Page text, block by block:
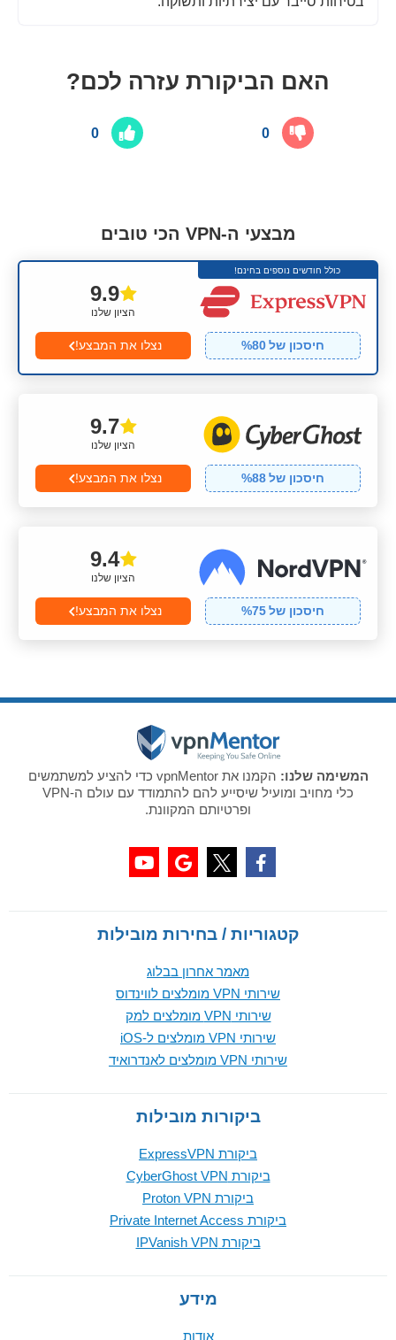
האם הביקורת עזרה לכם?
0 0
מבצעי ה-VPN הכי טובים
כולל חודשים נוספים בחינם!
הציון שלנו
9.9
חיסכון של80
% נצלו את המבצע!
הציון שלנו
9.7
חיסכון של88
% נצלו את המבצע!
הציון שלנו
9.4
חיסכון של75
% נצלו את המבצע!
המשימה שלנו:
הקמנו את vpnMentor כדי להציע למשתמשים
כלי מחויב ומועיל שיסייע להם להתמודד עם עולם ה-VPN
ופרטיותם המקוונת.
קטגוריות / בחירות מובילות
מאמר אחרון בבלוג
שירותי VPN מומלצים לווינדוס
שירותי VPN מומלצים למק
שירותי VPN מומלצים ל-iOS
שירותי VPN מומלצים לאנדרואיד
ביקורות מובילות
ביקורת ExpressVPN
ביקורת CyberGhost VPN
ביקורת Proton VPN
ביקורת Private Internet Access
ביקורת IPVanish VPN
מידע
אודות